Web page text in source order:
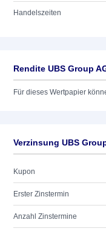
Handelszeiten
Rendite UBS Group
Für dieses Wertpapier
Verzinsung UBS
Kupon
Erster Zinstermin
Anzahl Zinstermine